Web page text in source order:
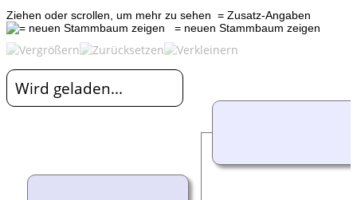
Ziehen oder scrollen, um mehr zu sehen = Zusatz-Angaben
= neuen Stammbaum zeigen
Wird geladen...